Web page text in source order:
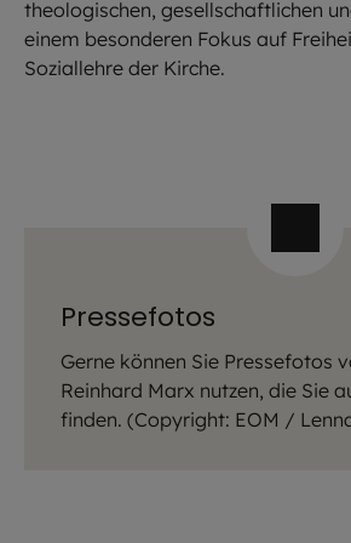
theologischen, gesellschaftlichen
einem besonderen Fokus auf
Soziallehre der Kirche.
Pressefotos
Gerne können Sie Pressefotos
Reinhard Marx nutzen, die Sie
finden. (Copyright: EOM /